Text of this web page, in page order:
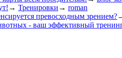
→ Тренировки → roman
превосходным зрением?
- ваш эффективный